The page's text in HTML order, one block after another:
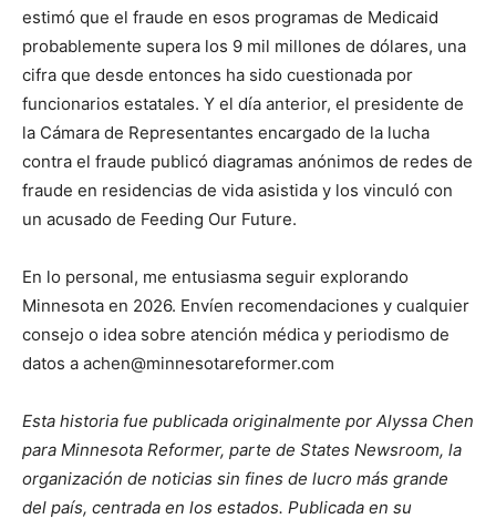
estimó que el fraude en esos programas de Medicaid
probablemente supera los 9 mil millones de dólares, una
cifra que desde entonces ha sido cuestionada por
funcionarios estatales. Y el día anterior, el presidente de
la Cámara de Representantes encargado de la lucha
contra el fraude publicó diagramas anónimos de redes de
fraude en residencias de vida asistida y los vinculó con
un acusado de Feeding Our Future.
En lo personal, me entusiasma seguir explorando
Minnesota en 2026. Envíen recomendaciones y cualquier
consejo o idea sobre atención médica y periodismo de
datos a achen@minnesotareformer.com
Esta historia fue publicada originalmente por Alyssa Chen
para Minnesota Reformer, parte de States Newsroom, la
organización de noticias sin fines de lucro más grande
del país, centrada en los estados. Publicada en su